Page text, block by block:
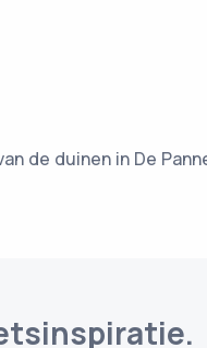
de duinen in De